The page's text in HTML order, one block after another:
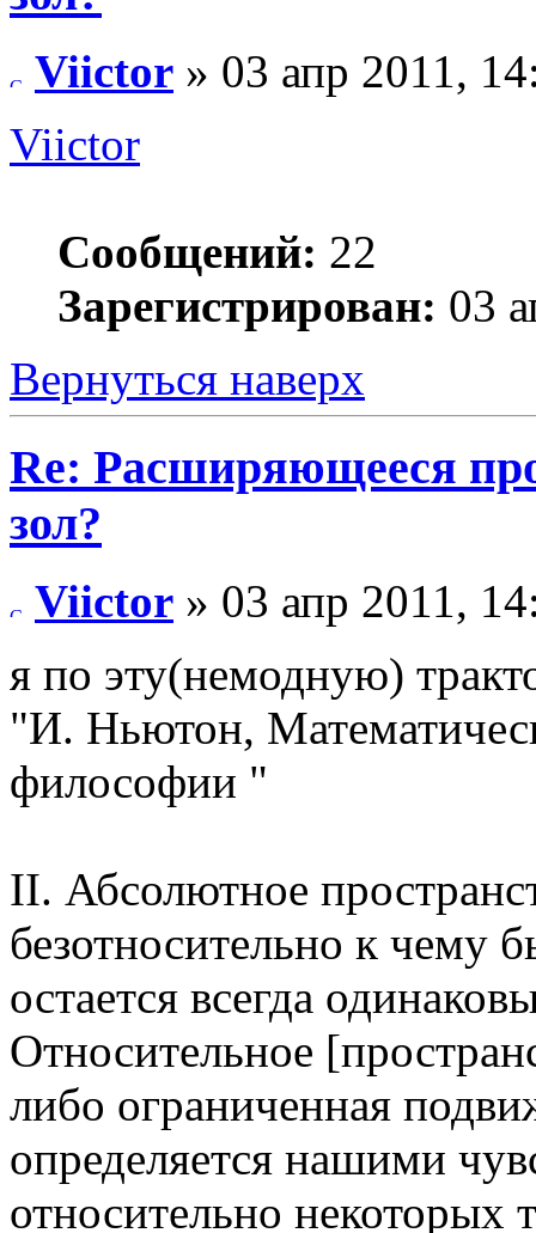
Viictor » 03 апр 2011,
Viictor
Сообщений: 22
Зарегистрирован: 03
Вернуться наверх
Re: Расширяющееся
зол?
Viictor » 03 апр 2011,
я по эту(немодную)
"И. Ньютон,
философии "
II. Абсолютное
безотносительно к чему
остается всегда
Относительное
либо ограниченная
определяется нашими
относительно некоторых